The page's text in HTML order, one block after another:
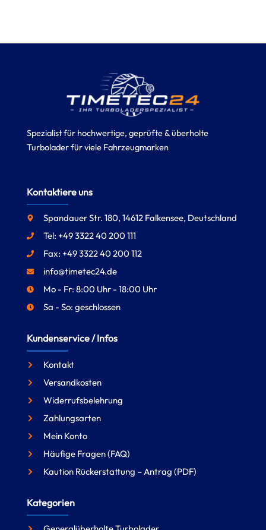
Spezialist für hochwertige, geprüfte & überholte
Turbolader für viele Fahrzeugmarken
Kontaktiere uns
Spandauer Str. 180, 14612 Falkensee, Deutschland
Tel: +49 3322 40 200 111
Fax: +49 3322 40 200 112
info@timetec24.de
Mo - Fr: 8:00 Uhr - 18:00 Uhr
Sa - So: geschlossen
Kundenservice / Infos
Kontakt
Versandkosten
Widerrufsbelehrung
Zahlungsarten
Mein Konto
Häufige Fragen (FAQ)
Kaution Rückerstattung – Antrag (PDF)
Kategorien